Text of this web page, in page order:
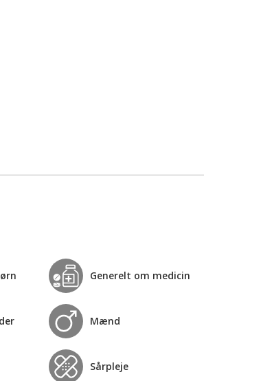
Generelt om medicin
Mænd
Sårpleje